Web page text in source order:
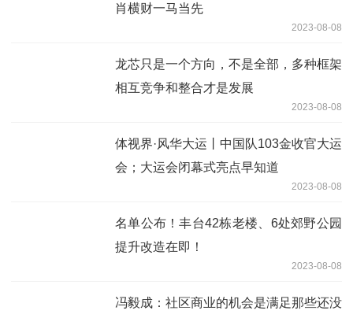
肖横财一马当先
2023-08-08
龙芯只是一个方向，不是全部，多种框架
相互竞争和整合才是发展
2023-08-08
体视界·风华大运丨中国队103金收官大运
会；大运会闭幕式亮点早知道
2023-08-08
名单公布！丰台42栋老楼、6处郊野公园
提升改造在即！
2023-08-08
冯毅成：社区商业的机会是满足那些还没